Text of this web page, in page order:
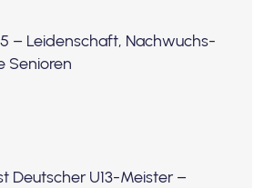
– Leidenschaft, Nachwuchs-
Senioren
Deutscher U13-Meister –